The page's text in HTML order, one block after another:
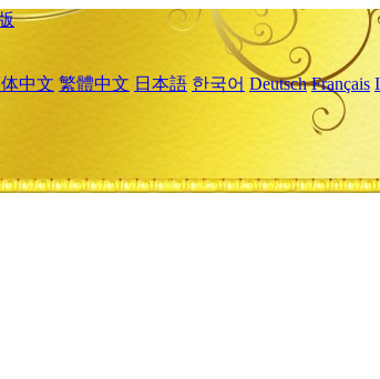
中文 繁體中文 日本語 한국어 Deutsch Français